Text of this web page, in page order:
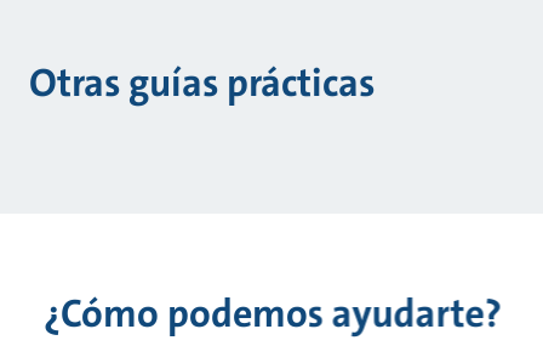
Otras guías prácticas
¿Cómo podemos ayudarte?